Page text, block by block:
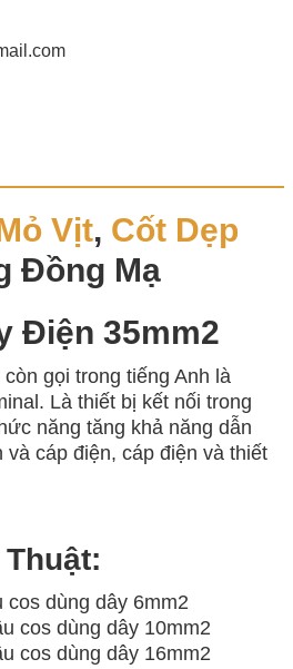
Vịt, Cốt Dẹp
Đồng Mạ
Điện 35mm2
gọi trong tiếng Anh là
Là thiết bị kết nối trong
năng tăng khả năng dẫn
cáp điện, cáp điện và thiết
dùng dây 6mm2
cos dùng dây 10mm2
cos dùng dây 16mm2